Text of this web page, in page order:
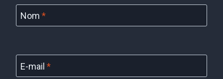
Nom *
E-mail *